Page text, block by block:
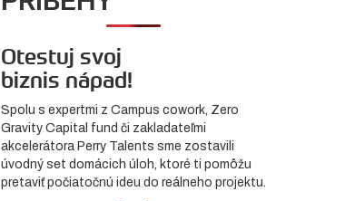
Otestuj svoj
biznis nápad!
Spolu s expertmi z Campus cowork, Zero
Gravity Capital fund či zakladateľmi
akcelerátora Perry Talents sme zostavili
úvodný set domácich úloh, ktoré ti pomôžu
pretaviť počiatočnú ideu do reálneho projektu.